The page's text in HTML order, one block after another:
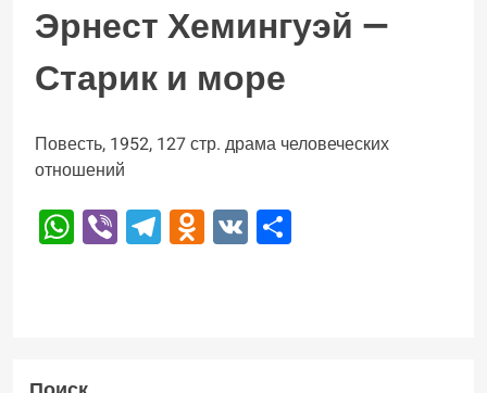
Эрнест Хемингуэй —
Старик и море
Повесть, 1952, 127 стр. драма человеческих
отношений
WhatsApp
ViberTelegram
Odnoklassniki
VK